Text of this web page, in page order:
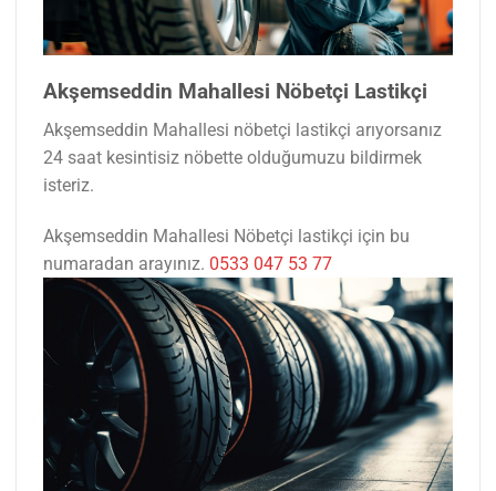
Akşemseddin Mahallesi Nöbetçi Lastikçi
Akşemseddin Mahallesi nöbetçi lastikçi arıyorsanız
24 saat kesintisiz nöbette olduğumuzu bildirmek
isteriz.
Akşemseddin Mahallesi Nöbetçi lastikçi için bu
numaradan arayınız. 0533 047 53 77